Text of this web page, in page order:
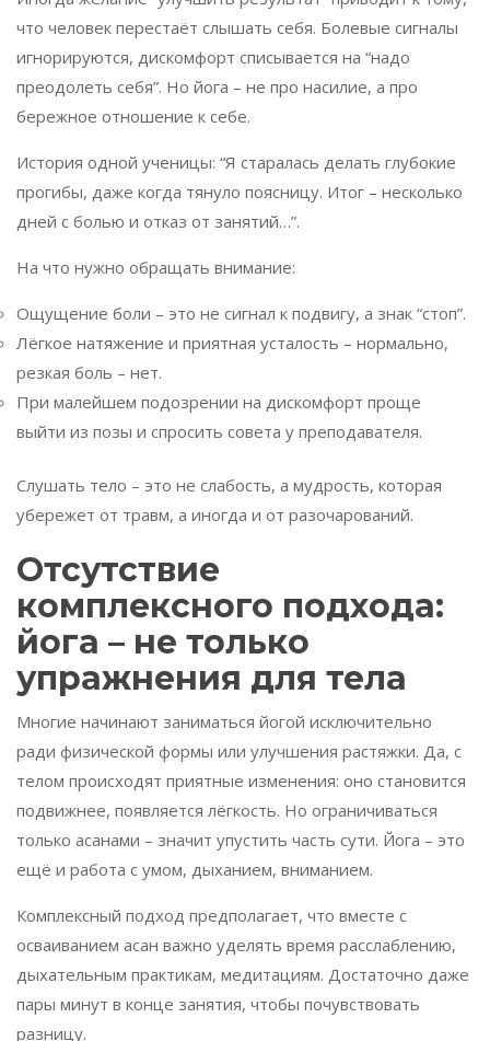
что человек перестаёт слышать себя. Болевые сигналы
игнорируются, дискомфорт списывается на “надо
преодолеть себя”. Но йога – не про насилие, а про
бережное отношение к себе.
История одной ученицы: “Я старалась делать глубокие
прогибы, даже когда тянуло поясницу. Итог – несколько
дней с болью и отказ от занятий…”.
На что нужно обращать внимание:
Ощущение боли – это не сигнал к подвигу, а знак “стоп”.
Лёгкое натяжение и приятная усталость – нормально,
резкая боль – нет.
При малейшем подозрении на дискомфорт проще
выйти из позы и спросить совета у преподавателя.
Слушать тело – это не слабость, а мудрость, которая
убережет от травм, а иногда и от разочарований.
Отсутствие
комплексного подхода:
йога – не только
упражнения для тела
Многие начинают заниматься йогой исключительно
ради физической формы или улучшения растяжки. Да, с
телом происходят приятные изменения: оно становится
подвижнее, появляется лёгкость. Но ограничиваться
только асанами – значит упустить часть сути. Йога – это
ещё и работа с умом, дыханием, вниманием.
Комплексный подход предполагает, что вместе с
осваиванием асан важно уделять время расслаблению,
дыхательным практикам, медитациям. Достаточно даже
пары минут в конце занятия, чтобы почувствовать
разницу.